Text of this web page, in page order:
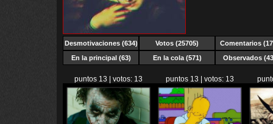
Desmotivaciones (634) Votos (25705)
Comentarios
En la principal (63)
En la cola (571) Observados
puntos 13 | votos: 13 puntos 13 | votos: 13